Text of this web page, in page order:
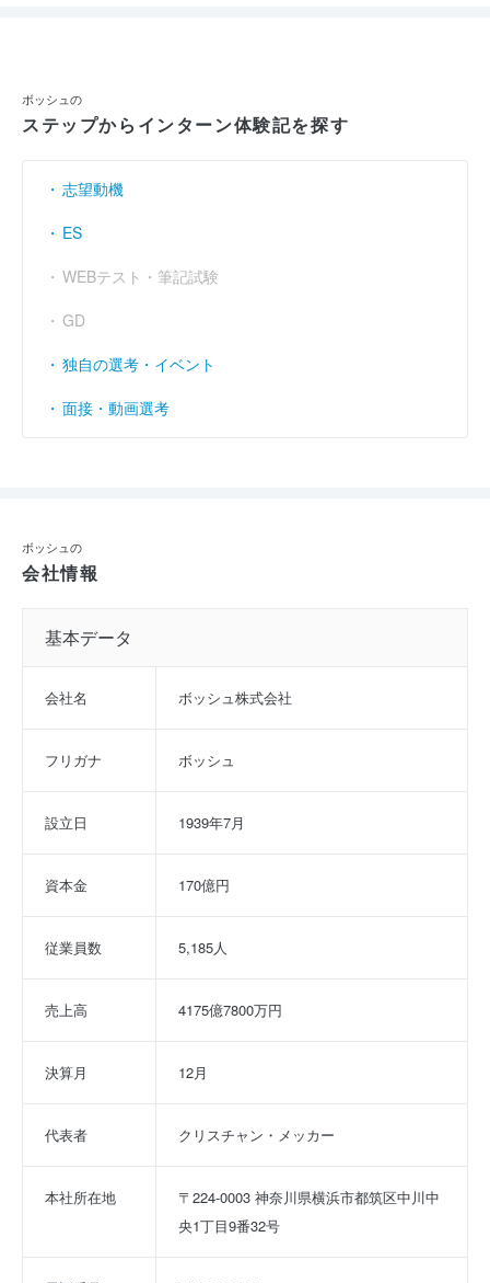
ボッシュの
ステップからインターン体験記を探す
志望動機
ES
WEBテスト・筆記試験
GD
独自の選考・イベント
面接・動画選考
ボッシュの
会社情報
基本データ
会社名 ボッシュ株式会社
フリガナ ボッシュ
設立日 1939年7月
資本金 170億円
従業員数 5,185人
売上高 4175億7800万円
決算月 12月
代表者 クリスチャン・メッカー
本社所在地
〒224-0003 神奈川県横浜市都筑区中川中
央1丁目9番32号